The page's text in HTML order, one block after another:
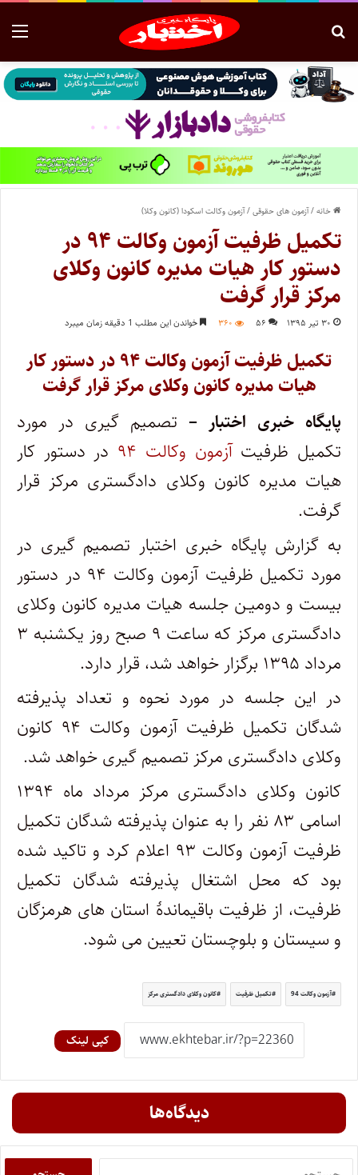
خانه/آزمون های حقوقی/آزمون وکالت اسکودا (کانون وکلا)
تکمیل ظرفیت آزمون وکالت ۹۴ در
دستور کار هیات مدیره کانون وکلای
مرکز قرار گرفت
۳۰ تیر ۱۳۹۵ ۵۶ ۳۶۰ خواندن این مطلب 1 دقیقه زمان میبرد
تکمیل ظرفیت آزمون وکالت ۹۴ در دستور کار
هیات مدیره کانون وکلای مرکز قرار گرفت
پایگاه خبری اختبار – تصمیم گیری در مورد
تکمیل ظرفیتآزمون وکالت ۹۴
در دستور کار
هیات مدیره کانون وکلای دادگستری مرکز قرار
گرفت.
به گزارش پایگاه خبری اختبار تصمیم گیری در
مورد تکمیل ظرفیت آزمون وکالت ۹۴ در دستور
بیست و دومیـن جلسه هیات مدیره کانون وکلای
دادگستری مرکز که ساعت ۹ صبح روز یکشنبه ۳
مرداد ۱۳۹۵ برگزار خواهد شد، قرار دارد.
در این جلسه در مورد نحوه و تعداد پذیرفته
شدگان تکمیل ظرفیت آزمون وکالت ۹۴ کانون
وکلای دادگستری مرکز تصمیم گیری خواهد شد.
کانون وکلای دادگستری مرکز مرداد ماه ۱۳۹۴
اسامی ۸۳ نفر را به عنوان پذیرفته شدگان تکمیل
ظرفیت آزمون وکالت ۹۳ اعلام کرد و تاکید شده
بود که محل اشتغال پذیرفته شدگان تکمیل
ظرفیت، از ظرفیت باقیماندۀ استان های هرمزگان
و سیستان و بلوچستان تعیین می شود.
آزمون وکالت 94 تکمیل ظرفیت کانون وکلای دادگستری مرکز
کپی لینک
دیدگاه‌ها